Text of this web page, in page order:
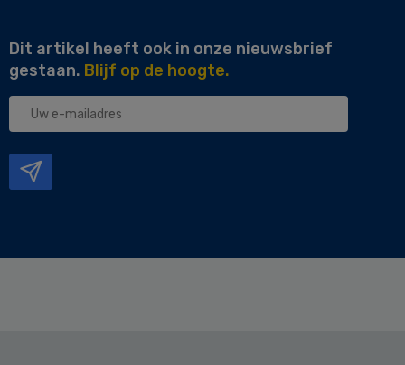
Dit artikel heeft ook in onze nieuwsbrief
gestaan. Blijf op de hoogte.
Uw